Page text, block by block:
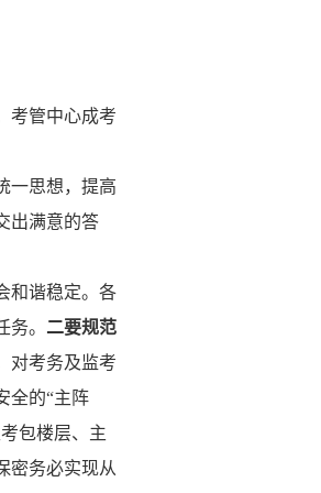
考管中心成考
一思想，提高
出满意的答
和谐稳定。各
。 二要规范
对考务及监考
全的“主阵
包楼层、主
密务必实现从